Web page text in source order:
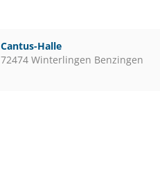
Cantus-Halle
72474 Winterlingen Benzingen